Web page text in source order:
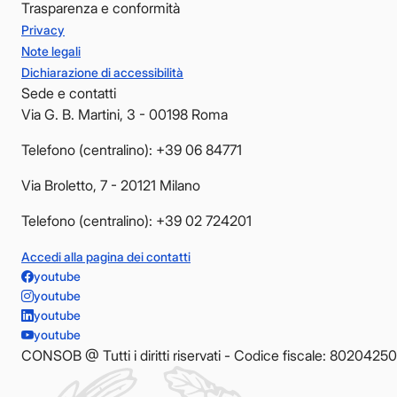
Trasparenza e conformità
Privacy
Note legali
Dichiarazione di accessibilità
Sede e contatti
Via G. B. Martini, 3 - 00198 Roma
Telefono (centralino): +39 06 84771
Via Broletto, 7 - 20121 Milano
Telefono (centralino): +39 02 724201
Accedi alla pagina dei contatti
youtube
youtube
youtube
youtube
CONSOB @ Tutti i diritti riservati - Codice fiscale: